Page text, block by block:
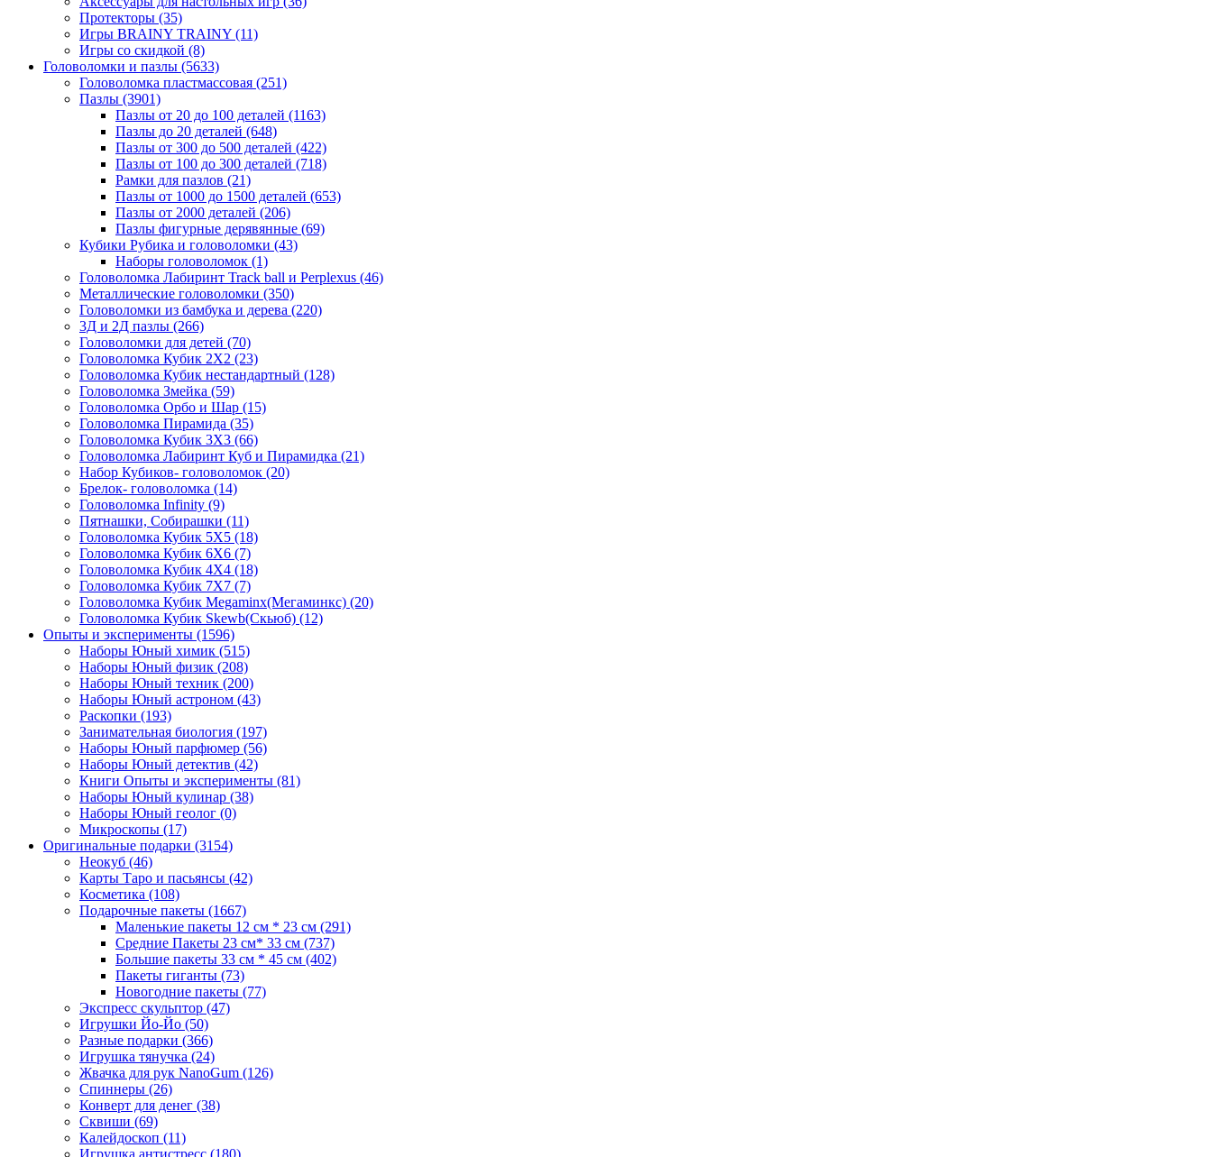
Протекторы (35)
Игры BRAINY TRAINY (11)
Игры со скидкой (8)
Головоломки и пазлы (5633)
Головоломка пластмассовая (251)
Пазлы (3901)
Пазлы от 20 до 100 деталей (1163)
Пазлы до 20 деталей (648)
Пазлы от 300 до 500 деталей (422)
Пазлы от 100 до 300 деталей (718)
Рамки для пазлов (21)
Пазлы от 1000 до 1500 деталей (653)
Пазлы от 2000 деталей (206)
Пазлы фигурные дерявянные (69)
Кубики Рубика и головоломки (43)
Наборы головоломок (1)
Головоломка Лабиринт Track ball и Perplexus (46)
Металлические головоломки (350)
Головоломки из бамбука и дерева (220)
3Д и 2Д пазлы (266)
Головоломки для детей (70)
Головоломка Кубик 2Х2 (23)
Головоломка Кубик нестандартный (128)
Головоломка Змейка (59)
Головоломка Орбо и Шар (15)
Головоломка Пирамида (35)
Головоломка Кубик 3Х3 (66)
Головоломка Лабиринт Куб и Пирамидка (21)
Набор Кубиков- головоломок (20)
Брелок- головоломка (14)
Головоломка Infinity (9)
Пятнашки, Собирашки (11)
Головоломка Кубик 5Х5 (18)
Головоломка Кубик 6Х6 (7)
Головоломка Кубик 4Х4 (18)
Головоломка Кубик 7Х7 (7)
Головоломка Кубик Megaminx(Мегаминкс) (20)
Головоломка Кубик Skewb(Скьюб) (12)
Опыты и эксперименты (1596)
Наборы Юный химик (515)
Наборы Юный физик (208)
Наборы Юный техник (200)
Наборы Юный астроном (43)
Раскопки (193)
Занимательная биология (197)
Наборы Юный парфюмер (56)
Наборы Юный детектив (42)
Книги Опыты и эксперименты (81)
Наборы Юный кулинар (38)
Наборы Юный геолог (0)
Микроскопы (17)
Оригинальные подарки (3154)
Неокуб (46)
Карты Таро и пасьянсы (42)
Косметика (108)
Подарочные пакеты (1667)
Маленькие пакеты 12 см * 23 см (291)
Средние Пакеты 23 см* 33 см (737)
Большие пакеты 33 см * 45 см (402)
Пакеты гиганты (73)
Новогодние пакеты (77)
Экспресс скульптор (47)
Игрушки Йо-Йо (50)
Разные подарки (366)
Игрушка тянучка (24)
Жвачка для рук NanoGum (126)
Спиннеры (26)
Конверт для денег (38)
Сквиши (69)
Калейдоскоп (11)